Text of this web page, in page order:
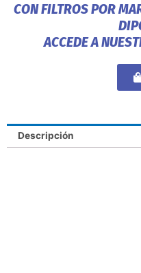
CON FILTROS POR
ACCEDE A
Descripción